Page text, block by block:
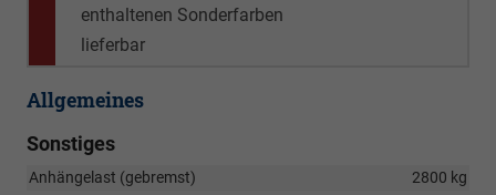
enthaltenen Sonderfarben
lieferbar
Allgemeines
Sonstiges
Anhängelast (gebremst)
2800 kg